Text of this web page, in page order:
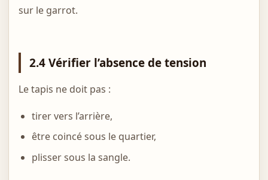
sur le garrot.
2.4 Vérifier l’absence de tension
Le tapis ne doit pas :
tirer vers l’arrière,
être coincé sous le quartier,
plisser sous la sangle.